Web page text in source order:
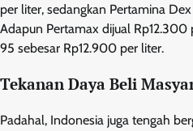
per liter, sedangkan Pertamina
Adapun Pertamax dijual Rp12.300
95 sebesar Rp12.900 per liter.
Tekanan Daya Beli
Padahal, Indonesia juga tengah